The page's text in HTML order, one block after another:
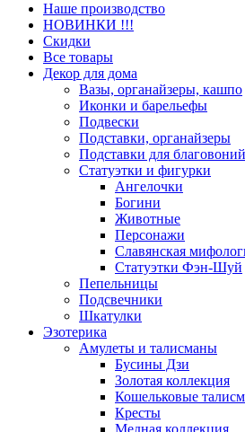
Наше производство
НОВИНКИ !!!
Скидки
Все товары
Декор для дома
Вазы, органайзеры, кашпо
Иконки и барельефы
Подвески
Подставки, органайзеры
Подставки для благовоний
Статуэтки и фигурки
Ангелочки
Богини
Животные
Персонажи
Славянская
Статуэтки Фэн-Шуй
Пепельницы
Подсвечники
Шкатулки
Эзотерика
Амулеты и талисманы
Бусины Дзи
Золотая коллекция
Кошельковые
Кресты